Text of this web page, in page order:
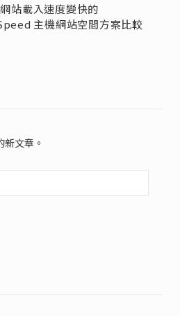
站載入速度變快的
主機網站空間方案比較
文章。